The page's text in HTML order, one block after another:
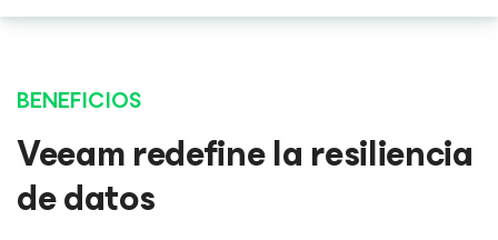
BENEFICIOS
Veeam redefine la resiliencia
de datos